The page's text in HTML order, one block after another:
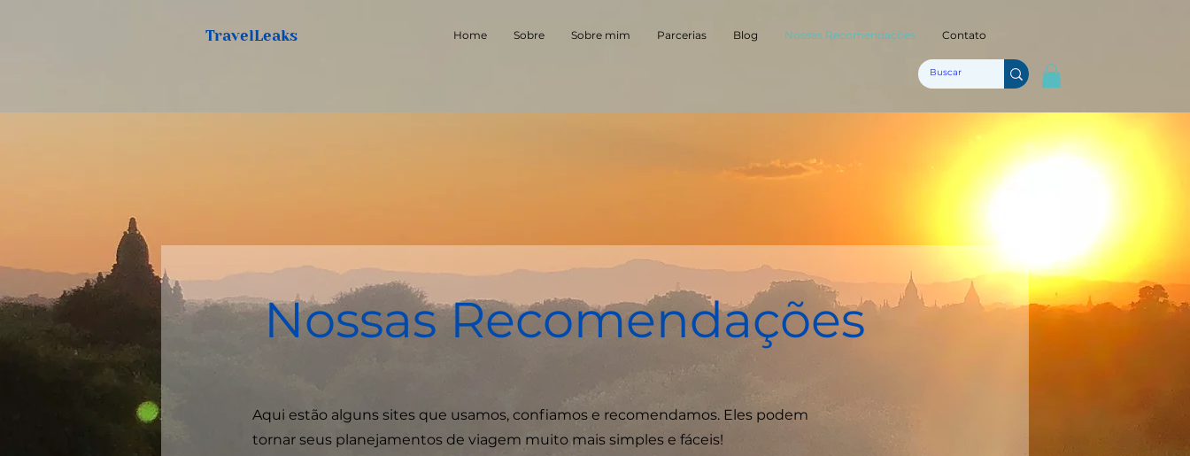
TravelLeaks Home Sobre Sobre mim Parcerias Blog Nossas Recomendações Contato
Nossas Recomendações
Aqui estão alguns sites que usamos, confiamos e recomendamos. Eles podem
tornar seus planejamentos de viagem muito mais simples e fáceis!